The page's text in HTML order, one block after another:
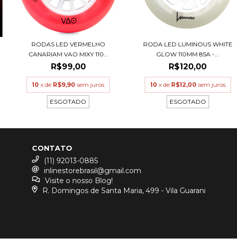
RODAS LED VERMELHO
CANARIAM VAO MIXY 110...
R$99,00
10 x de R$9,90 sem juros
ESGOTADO
RODA LED LUMINOUS WHITE
GLOW 110MM 85A -...
R$120,00
10 x de R$12,00 sem juros
ESGOTADO
CONTATO
(11) 92013-0885
inlinestorebrasil@gmail.com
Visite o nosso Blog!
R. Domingos de Santa Maria, 499 - Vila Guarani